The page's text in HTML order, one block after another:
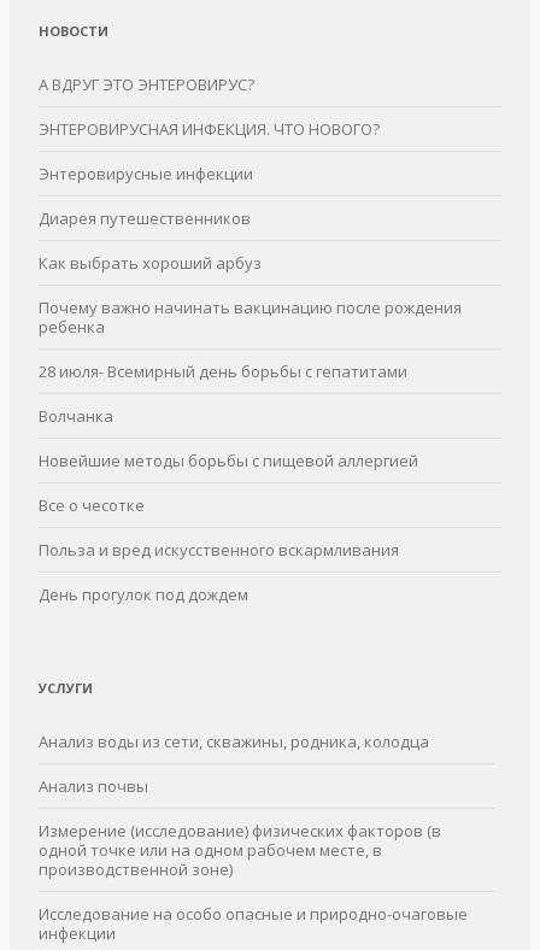
НОВОСТИ
А ВДРУГ ЭТО ЭНТЕРОВИРУС?
ЭНТЕРОВИРУСНАЯ ИНФЕКЦИЯ. ЧТО НОВОГО?
Энтеровирусные инфекции
Диарея путешественников
Как выбрать хороший арбуз
Почему важно начинать вакцинацию после рождения
ребенка
28 июля- Всемирный день борьбы с гепатитами
Волчанка
Новейшие методы борьбы с пищевой аллергией
Все о чесотке
Польза и вред искусственного вскармливания
День прогулок под дождем
УСЛУГИ
Анализ воды из сети, скважины, родника, колодца
Анализ почвы
Измерение (исследование) физических факторов (в
одной точке или на одном рабочем месте, в
производственной зоне)
Исследование на особо опасные и природно-очаговые
инфекции